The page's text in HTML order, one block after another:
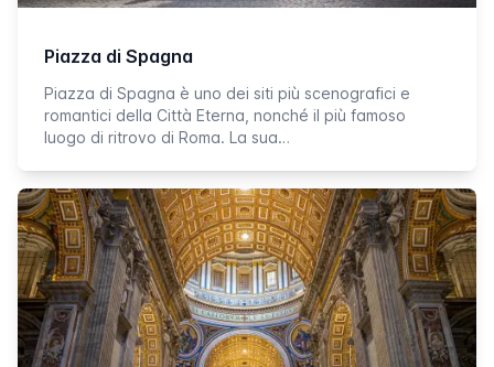
Piazza di Spagna
Piazza di Spagna è uno dei siti più scenografici e
romantici della Città Eterna, nonché il più famoso
luogo di ritrovo di Roma. La sua…